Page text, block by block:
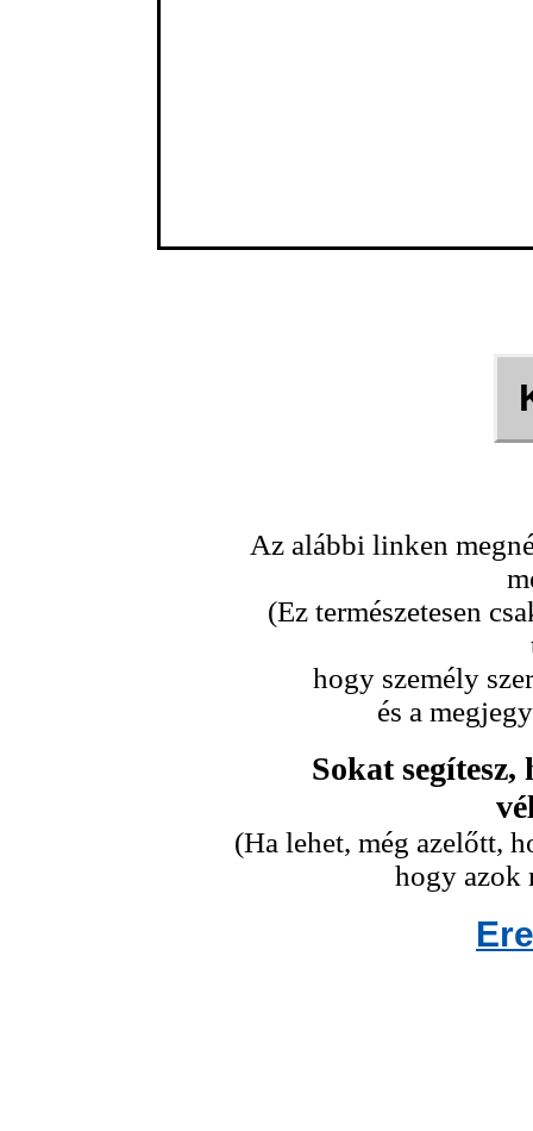
Az alábbi linken
(Ez természetesen
hogy személy
és a
Sokat
(Ha lehet, még azelőtt,
hogy azok